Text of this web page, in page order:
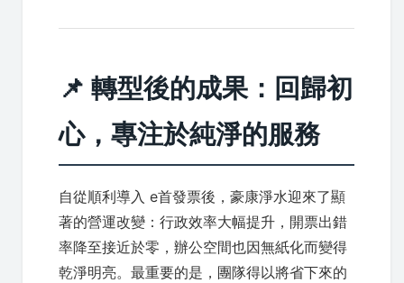
📌 轉型後的成果：回歸初
心，專注於純淨的服務
自從順利導入 e首發票後，豪康淨水迎來了顯
著的營運改變：行政效率大幅提升，開票出錯
率降至接近於零，辦公空間也因無紙化而變得
乾淨明亮。最重要的是，團隊得以將省下來的